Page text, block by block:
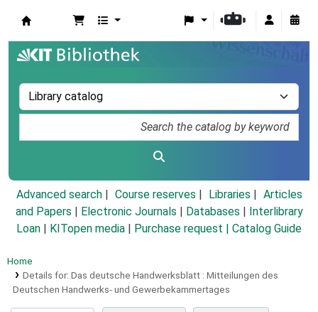
Advanced search Course reserves Libraries
Articles
and Papers
Electronic Journals Databases
Interlibrary
Loan
KITopen media Purchase request | Catalog Guide
Home
Details for: Das deutsche Handwerksblatt : Mitteilungen des
Deutschen Handwerks- und Gewerbekammertages